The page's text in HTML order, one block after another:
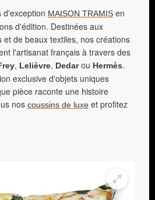
d'exception MAISON TRAMIS en
d'édition. Destinées aux
de beaux textiles, nos créations
l'artisanat français à travers des
, Lelièvre, Dedarou Hermès.
exclusive d'objets uniques
pièce raconte une histoire
nos coussins de luxe et profitez